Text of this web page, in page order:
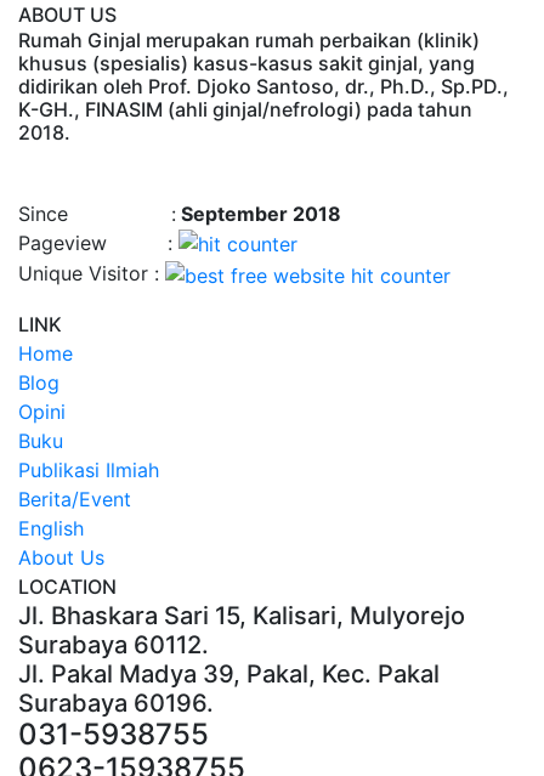
ABOUT US
Rumah Ginjal merupakan rumah perbaikan (klinik)
khusus (spesialis) kasus-kasus sakit ginjal, yang
didirikan oleh Prof. Djoko Santoso, dr., Ph.D., Sp.PD.,
K-GH., FINASIM (ahli ginjal/nefrologi) pada tahun
2018.
Since : September 2018
Pageview :
Unique Visitor :
LINK
Home
Blog
Opini
Buku
Publikasi Ilmiah
Berita/Event
English
About Us
LOCATION
Jl. Bhaskara Sari 15, Kalisari, Mulyorejo
Surabaya 60112.
Jl. Pakal Madya 39, Pakal, Kec. Pakal
Surabaya 60196.
031-5938755
0623-15938755